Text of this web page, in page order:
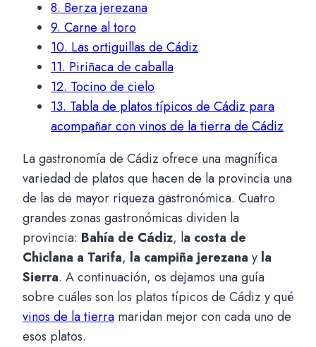
8.Berza jerezana
9.Carne al toro
10.Las ortiguillas de Cádiz
11.Piriñaca de caballa
12.Tocino de cielo
13.Tabla de platos típicos de Cádiz para
acompañar con vinos de la tierra de Cádiz
La gastronomía de Cádiz ofrece una magnífica
variedad de platos que hacen de la provincia una
de las de mayor riqueza gastronómica. Cuatro
grandes zonas gastronómicas dividen la
provincia: Bahía de Cádiz, la costa de
Chiclana a Tarifa, la campiña jerezana y la
Sierra. A continuación, os dejamos una guía
sobre cuáles son los platos típicos de Cádiz y qué
vinos de la tierra maridan mejor con cada uno de
esos platos.